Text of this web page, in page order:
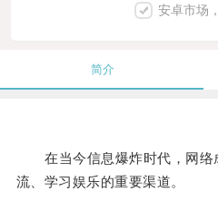
安卓市场
简介
在当今信息爆炸时代，网络
流、学习娱乐的重要渠道。